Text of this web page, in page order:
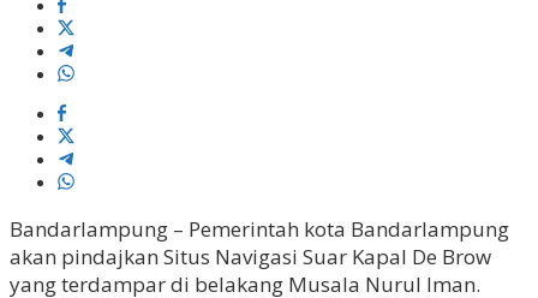
Bandarlampung – Pemerintah kota Bandarlampung
akan pindajkan Situs Navigasi Suar Kapal De Brow
yang terdampar di belakang Musala Nurul Iman.